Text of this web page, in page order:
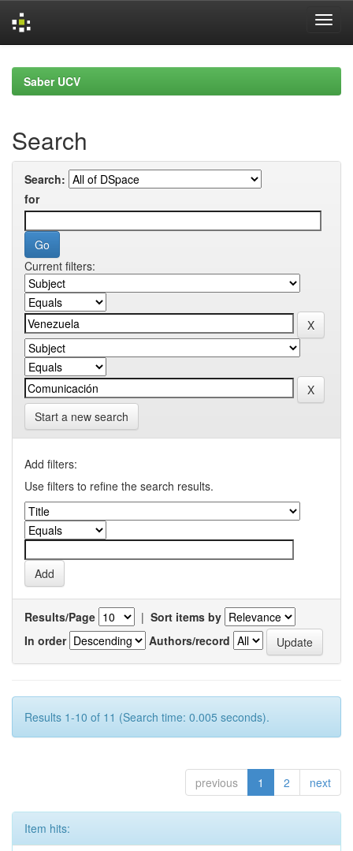
navigationSaber UCV
Search
Search:
for
Current filters:
Start a new search
Add filters:
Use filters to refine the search results.
Results/Page | Sort items by
In order
Authors/record
Results 1-10 of 11 (Search time: 0.005 seconds).
previous 1 2 next
Item hits: